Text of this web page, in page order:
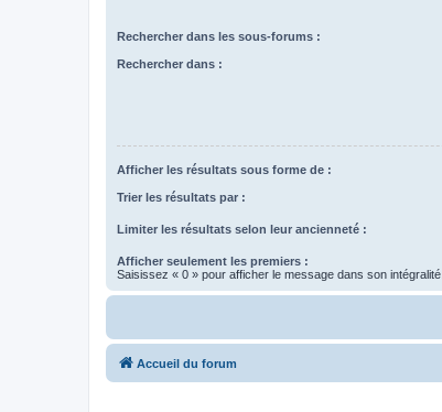
Rechercher dans les sous-forums :
Rechercher dans :
Afficher les résultats sous forme de :
Trier les résultats par :
Limiter les résultats selon leur ancienneté :
Afficher seulement les premiers :
Saisissez « 0 » pour afficher le message dans son intégralité.
Accueil du forum